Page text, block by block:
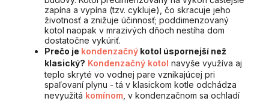
zapína a vypína (tzv. cykluje), čo skracuje jeho
životnosť a znižuje účinnosť; poddimenzovaný
kotol naopak v mrazivých dňoch nestíha dom
dostatočne vykúriť.
Prečo je kondenzačný kotol úspornejší než
klasický? Kondenzačný kotol navyše využíva aj
teplo skryté vo vodnej pare vznikajúcej pri
spaľovaní plynu - tá v klasickom kotle odchádza
nevyužitá komínom , v kondenzačnom sa ochladí